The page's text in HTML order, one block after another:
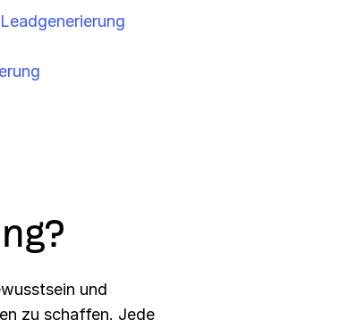
und
zu schaffen. Jede